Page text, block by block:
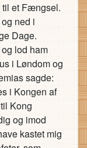
til et Fængsel.
ned i
Dage.
lod ham
i Løndom og
sagde:
i Kongen af
Kong
og imod
kastet mig